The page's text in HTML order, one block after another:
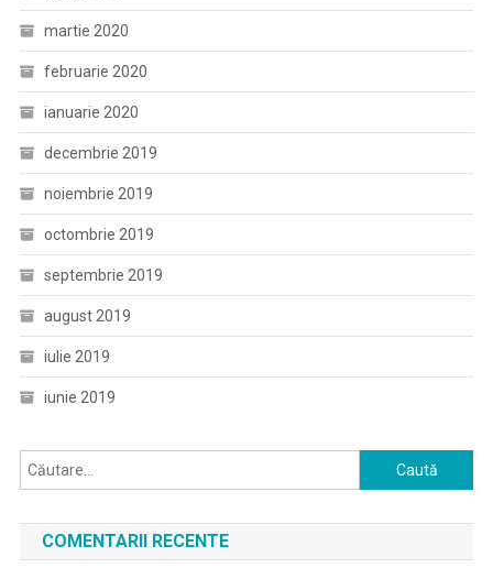
martie 2020
februarie 2020
ianuarie 2020
decembrie 2019
noiembrie 2019
octombrie 2019
septembrie 2019
august 2019
iulie 2019
iunie 2019
Caută
după:
COMENTARII RECENTE